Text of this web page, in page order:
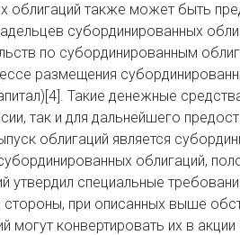
также может быть
субординированных
по субординированным
размещения
Такие денежные
так и для дальнейшего
облигаций является
облигаций,
утвердил специальные
при описанных выше
могут конвертировать их в